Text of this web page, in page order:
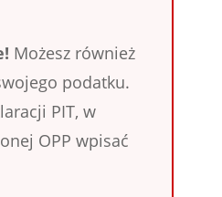
Możesz również
podatku.
PIT, w
OPP wpisać